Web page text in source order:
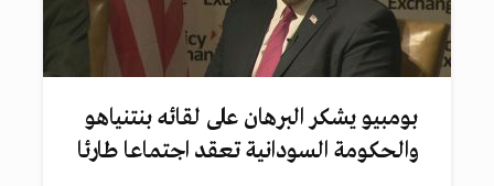
بومبيو يشكر البرهان على لقائه بنتنياهو
والحكومة السودانية تعقد اجتماعا طارئا